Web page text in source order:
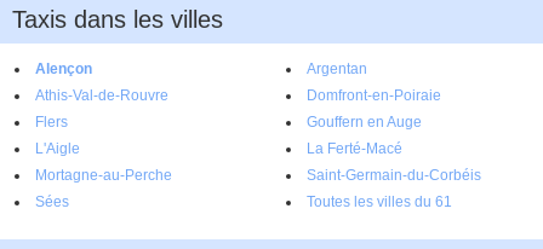
Taxis dans les villes
Alençon
Argentan
Athis-Val-de-Rouvre
Domfront-en-Poiraie
Flers
Gouffern en Auge
L'Aigle
La Ferté-Macé
Mortagne-au-Perche
Saint-Germain-du-Corbéis
Sées
Toutes les villes du 61